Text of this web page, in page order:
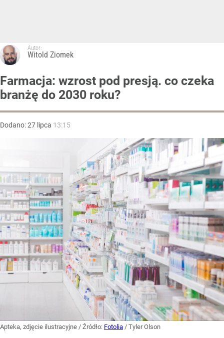
Autor:
Witold Ziomek
Farmacja: wzrost pod presją. co czeka
branżę do 2030 roku?
Dodano:27 lipca 13:15
Apteka, zdjęcie ilustracyjne / Źródło: Fotolia / Tyler Olson